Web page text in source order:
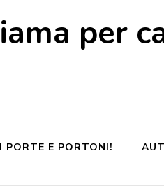
per
PORTE E PORTONI!